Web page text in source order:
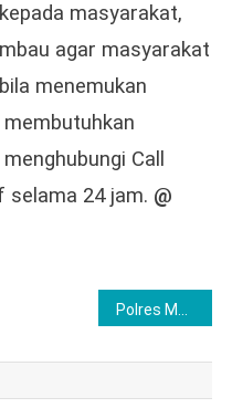
masyarakat,
agar masyarakat
menemukan
Call
selama 24 jam. @